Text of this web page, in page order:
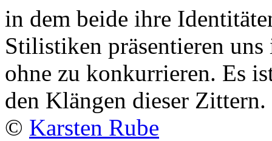
in dem beide ihre
Stilistiken präsentieren
ohne zu konkurrieren. Es
den Klängen dieser Zittern.
© Karsten Rube